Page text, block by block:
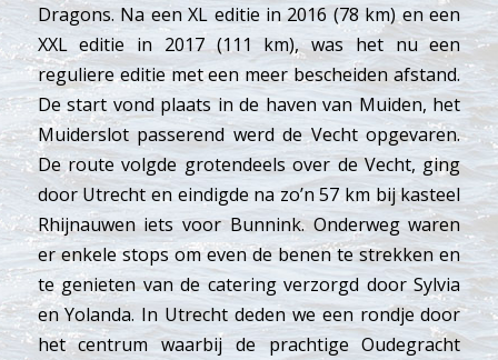
Dragons. Na een XL editie in 2016 (78 km) en een
XXL editie in 2017 (111 km), was het nu een
reguliere editie met een meer bescheiden afstand.
De start vond plaats in de haven van Muiden, het
Muiderslot passerend werd de Vecht opgevaren.
De route volgde grotendeels over de Vecht, ging
door Utrecht en eindigde na zo’n 57 km bij kasteel
Rhijnauwen iets voor Bunnink. Onderweg waren
er enkele stops om even de benen te strekken en
te genieten van de catering verzorgd door Sylvia
en Yolanda. In Utrecht deden we een rondje door
het centrum waarbij de prachtige Oudegracht